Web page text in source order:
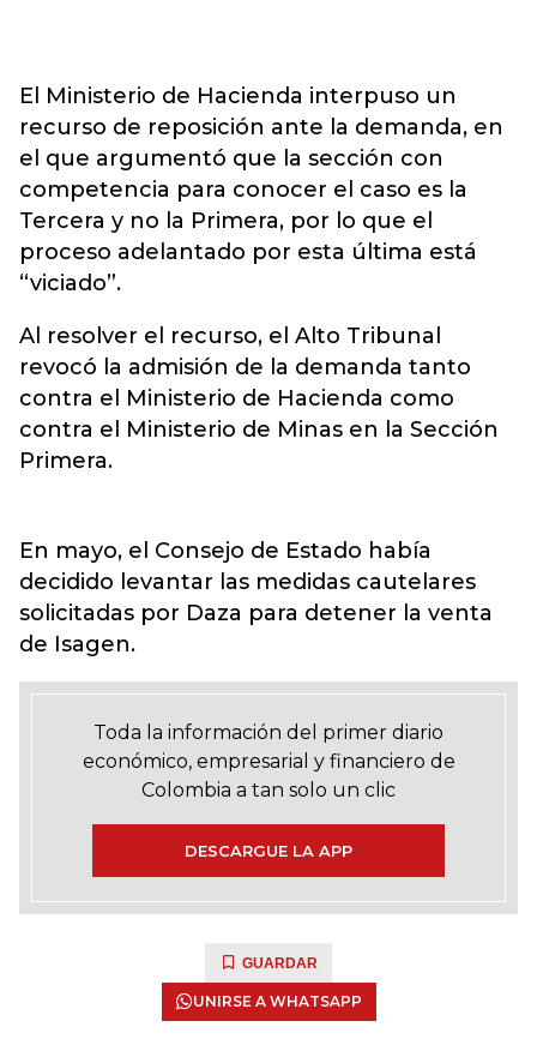
El Ministerio de Hacienda interpuso un
recurso de reposición ante la demanda, en
el que argumentó que la sección con
competencia para conocer el caso es la
Tercera y no la Primera, por lo que el
proceso adelantado por esta última está
“viciado”.
Al resolver el recurso, el Alto Tribunal
revocó la admisión de la demanda tanto
contra el Ministerio de Hacienda como
contra el Ministerio de Minas en la Sección
Primera.
En mayo, el Consejo de Estado había
decidido levantar las medidas cautelares
solicitadas por Daza para detener la venta
de Isagen.
Toda la información del primer diario
económico, empresarial y financiero de
Colombia a tan solo un clic
DESCARGUE LA APP
GUARDAR
UNIRSE A WHATSAPP